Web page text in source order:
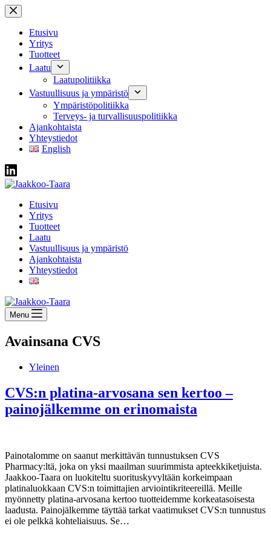
Skip
to
contentEtusivu
Yritys
Tuotteet
Laatu
Laatupolitiikka
Vastuullisuus ja ympäristö
Ympäristöpolitiikka
Terveys- ja turvallisuuspolitiikka
Ajankohtaista
Yhteystiedot
English
Etusivu
Yritys
Tuotteet
Laatu
Vastuullisuus ja ympäristö
Ajankohtaista
Yhteystiedot
Menu
Avainsana CVS
Yleinen
CVS:n platina-arvosana sen kertoo –
painojälkemme on erinomaista
Painotalomme on saanut merkittävän tunnustuksen CVS
Pharmacy:ltä, joka on yksi maailman suurimmista apteekkiketjuista.
Jaakkoo-Taara on luokiteltu suorituskyvyltään korkeimpaan
platinaluokkaan CVS:n toimittajien arviointikriteereillä. Meille
myönnetty platina-arvosana kertoo tuotteidemme korkeatasoisesta
laadusta. Painojälkemme täyttää tarkat vaatimukset CVS:n tunnustus
ei ole pelkkä kohteliaisuus. Se…